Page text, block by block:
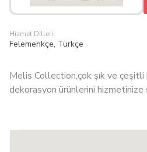
Hizmet Dilleri
Felemenkçe, Türkçe
Melis Collection,çok şık ve çeşitli
dekorasyon ürünlerini hizmetinize